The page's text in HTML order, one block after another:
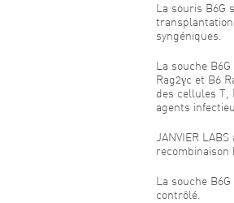
La souris B6G
syngéniques.
La souche
Rag2γc et B6
des cellules T,
agents
JANVIER
recombinaison
La souche
contrôlé.